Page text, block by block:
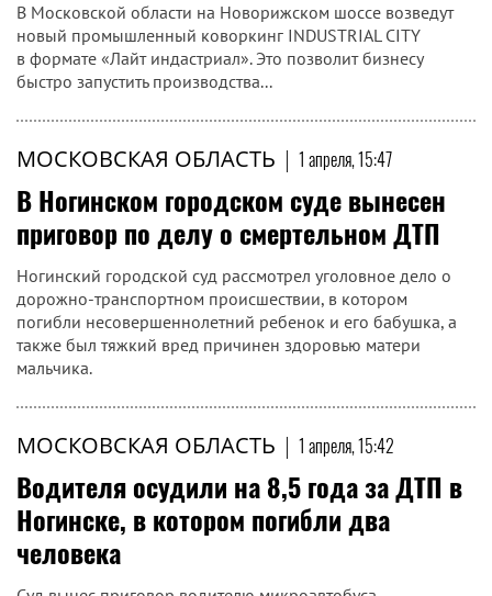
В Московской области на Новорижском шоссе возведут
новый промышленный коворкинг INDUSTRIAL CITY
в формате «Лайт индастриал». Это позволит бизнесу
быстро запустить производства...
МОСКОВСКАЯ ОБЛАСТЬ | 1 апреля, 15:47
В Ногинском городском суде вынесен
приговор по делу о смертельном ДТП
Ногинский городской суд рассмотрел уголовное дело о
дорожно-транспортном происшествии, в котором
погибли несовершеннолетний ребенок и его бабушка, а
также был тяжкий вред причинен здоровью матери
мальчика.
МОСКОВСКАЯ ОБЛАСТЬ | 1 апреля, 15:42
Водителя осудили на 8,5 года за ДТП в
Ногинске, в котором погибли два
человека